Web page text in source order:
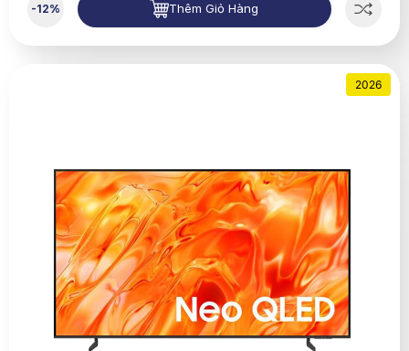
-12% Thêm Giỏ Hàng
2026